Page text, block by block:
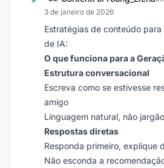
3 de janeiro de 2026
Estratégias de conteúdo
de IA:
O que funciona para a
Estrutura conversacional
Escreva como se estivesse
amigo
Linguagem natural, não
Respostas diretas
Responda primeiro, explique
Não esconda a